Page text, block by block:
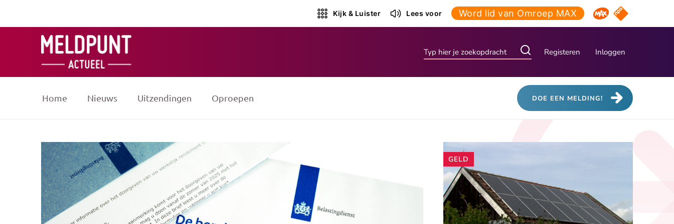
Kijk & Luister Lees voor Word lid van Omroep MAX Omroep MAX
NPO Start
Registeren Inloggen
Home Nieuws Uitzendingen Oproepen DOE EEN MELDING!
Andere
artikelen
GELD